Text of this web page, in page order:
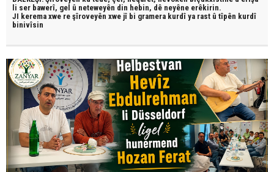
li ser bawerî, gel û neteweyên din hebin, dê neyêne erêkirin.
JI kerema xwe re şîroveyên xwe jî bi gramera kurdî ya rast û tîpên kurdî
binivîsin